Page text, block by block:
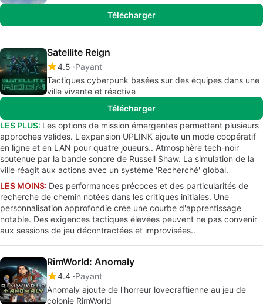
Télécharger
Satellite Reign
4.5 Payant
Tactiques cyberpunk basées sur des équipes dans une
ville vivante et réactive
Télécharger
LES PLUS: Les options de mission émergentes permettent plusieurs
approches valides. L'expansion UPLINK ajoute un mode coopératif
en ligne et en LAN pour quatre joueurs.. Atmosphère tech-noir
soutenue par la bande sonore de Russell Shaw. La simulation de la
ville réagit aux actions avec un système 'Recherché' global.
LES MOINS: Des performances précoces et des particularités de
recherche de chemin notées dans les critiques initiales. Une
personnalisation approfondie crée une courbe d'apprentissage
notable. Des exigences tactiques élevées peuvent ne pas convenir
aux sessions de jeu décontractées et improvisées..
RimWorld: Anomaly
4.4 Payant
Anomaly ajoute de l'horreur lovecraftienne au jeu de
colonie RimWorld